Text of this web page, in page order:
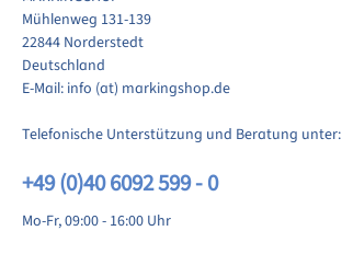
schreiben
Mühlenweg 131-139
22844 Norderstedt
Deutschland
E-Mail: info (at) markingshop.de
Telefonische Unterstützung und Beratung unter:
+49 (0)40 6092 599 - 0
Mo-Fr, 09:00 - 16:00 Uhr